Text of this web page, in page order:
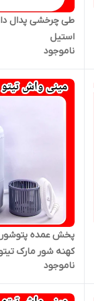
طی چرخشی پدال
استیل
ناموجود
پخش عمده
کهنه شور مارک
باگارانتی ۰۰۳
ناموجود